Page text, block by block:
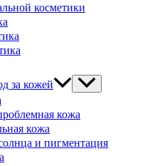
косметики
за кожей
кожа
кожа
и пигментация